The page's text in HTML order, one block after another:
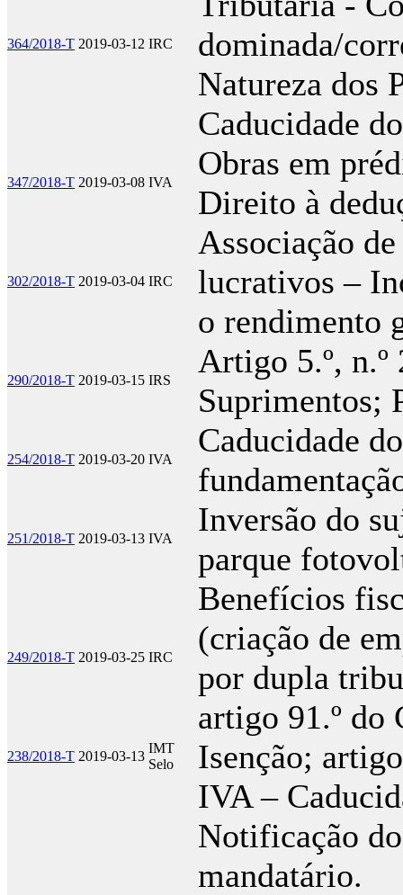
364/2018-T 2019-03-12 IRC
dominada/
Natureza dos
Caducidade
347/2018-T 2019-03-08 IVA
Obras em
Direito à
302/2018-T 2019-03-04 IRC
Associação
lucrativos –
o rendimento
290/2018-T 2019-03-15 IRS
Artigo 5.º,
Suprimentos;
254/2018-T 2019-03-20 IVA
Caducidade
251/2018-T 2019-03-13 IVA
Inversão do
parque
249/2018-T 2019-03-25 IRC
Benefícios
(criação de
por dupla
artigo 91.º
238/2018-T 2019-03-13
IMT
Selo
Isenção;
IVA –
Notificação
mandatário.